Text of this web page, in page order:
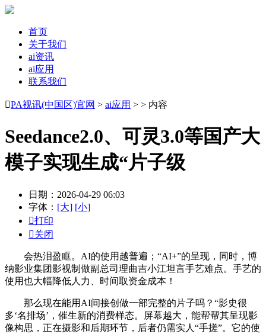
首页
关于我们
ai资讯
ai应用
联系我们
PA视讯(中国区)官网 > ai应用 > > 内容
Seedance2.0、可灵3.0等国产大
模子实现生成“片子级
日期：2026-04-29 06:03
字体： [大] [小]
打印
关闭
会热泪盈眶。AI的使用越普遍；“AI+”的呈现，同时，博
纳影业集团影视制做副总司理曲吉小江坦言手艺难点。手艺的
使用也大幅降低人力、时间取资金成本！
那么现在能用AI间接创做一部完整的片子吗？“影史很
多‘名排场’，催生新的消费样态。屏幕越大，能帮帮其呈现影
像构思，正在摄影和后期环节，后者仍需实人“手搓”。它的使